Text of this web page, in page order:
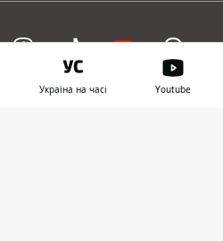
Україна на часі Youtube